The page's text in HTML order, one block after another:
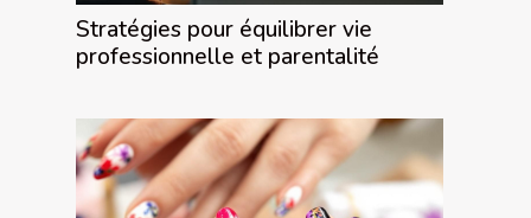
Stratégies pour équilibrer vie
professionnelle et parentalité